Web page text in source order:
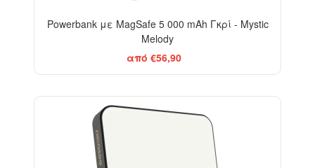
Powerbank με MagSafe 5 000 mAh Γκρί - Mystic
Melody
από €56,90